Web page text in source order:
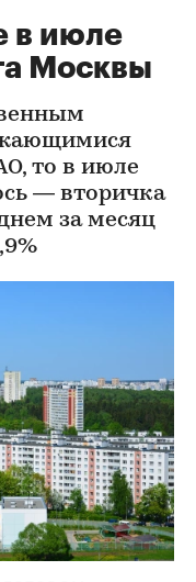
в июле
Москвы
то в июле
— вторичка
за месяц